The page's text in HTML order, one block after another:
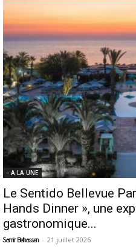
- A LA UNE
Le Sentido Bellevue
Hands Dinner », une
gastronomique...
Samir Belhassen - 21 juillet 2026